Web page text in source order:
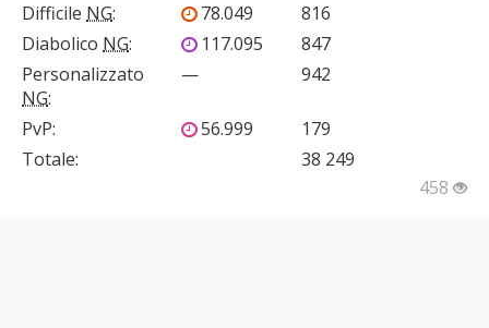
Difficile NG: 78.049
816
Diabolico NG: 117.095
847
Personalizzato
NG:
— 942
PvP: 56.999
179
Totale:
38 249
458